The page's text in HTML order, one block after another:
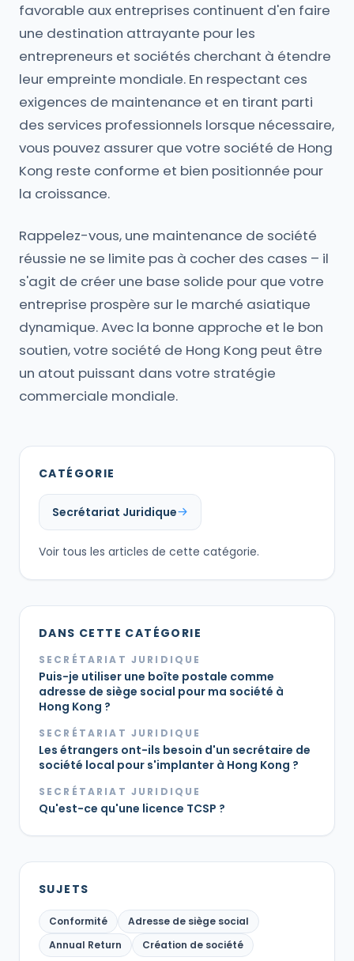
favorable aux entreprises continuent d'en faire
une destination attrayante pour les
entrepreneurs et sociétés cherchant à étendre
leur empreinte mondiale. En respectant ces
exigences de maintenance et en tirant parti
des services professionnels lorsque nécessaire,
vous pouvez assurer que votre société de Hong
Kong reste conforme et bien positionnée pour
la croissance.
Rappelez-vous, une maintenance de société
réussie ne se limite pas à cocher des cases – il
s'agit de créer une base solide pour que votre
entreprise prospère sur le marché asiatique
dynamique. Avec la bonne approche et le bon
soutien, votre société de Hong Kong peut être
un atout puissant dans votre stratégie
commerciale mondiale.
CATÉGORIE
Secrétariat Juridique
Voir tous les articles de cette catégorie.
DANS CETTE CATÉGORIE
SECRÉTARIAT JURIDIQUE
Puis-je utiliser une boîte postale comme
adresse de siège social pour ma société à
Hong Kong ?
SECRÉTARIAT JURIDIQUE
Les étrangers ont-ils besoin d'un secrétaire de
société local pour s'implanter à Hong Kong ?
SECRÉTARIAT JURIDIQUE
Qu'est-ce qu'une licence TCSP ?
SUJETS
Conformité
Adresse de siège social
Annual Return
Création de société